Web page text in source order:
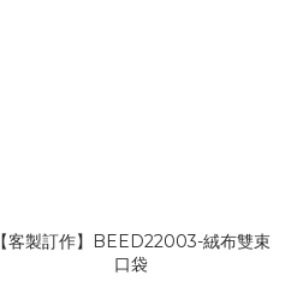
【客製訂作】BEED22003-絨布雙束
口袋